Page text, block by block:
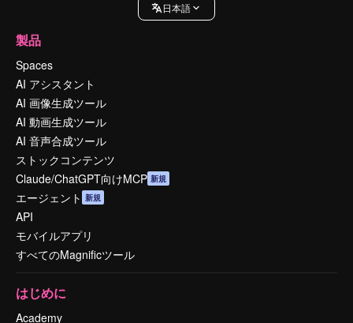
日本語
製品
Spaces
AI アシスタント
AI 画像生成ツール
AI 動画生成ツール
AI 音声合成ツール
ストックコンテンツ
Claude/ChatGPT向けMCP 新規
エージェント 新規
API
モバイルアプリ
すべてのMagnificツール
はじめに
Academy